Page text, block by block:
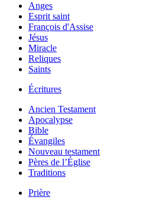
Anges
Esprit saint
François d'Assise
Jésus
Miracle
Reliques
Saints
Écritures
Ancien Testament
Apocalypse
Bible
Évangiles
Nouveau testament
Pères de l’Église
Traditions
Prière